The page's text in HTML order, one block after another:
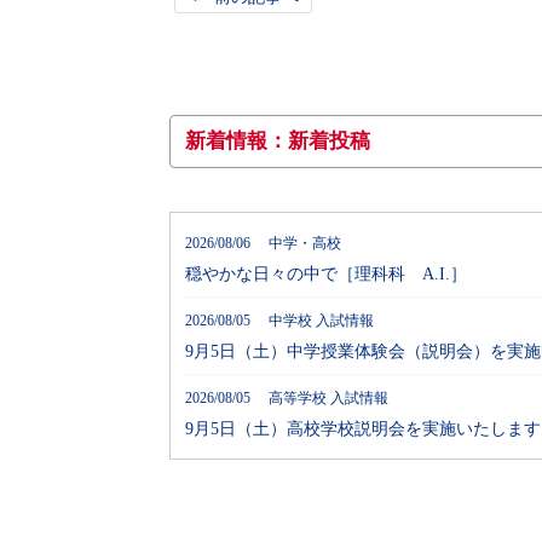
新着情報：新着投稿
2026/08/06 中学・高校
穏やかな日々の中で［理科科 A.I.］
2026/08/05 中学校 入試情報
9月5日（土）中学授業体験会（説明会）を実施
2026/08/05 高等学校 入試情報
9月5日（土）高校学校説明会を実施いたします